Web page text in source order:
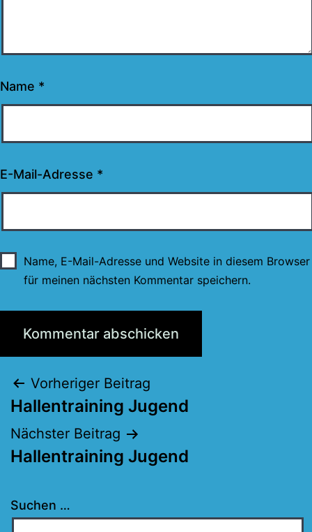
Name *
E-Mail-Adresse *
Name, E-Mail-Adresse und Website in diesem Browser
für meinen nächsten Kommentar speichern.
Beitragsnavigation
Vorheriger Beitrag
Hallentraining Jugend
Nächster Beitrag
Hallentraining Jugend
Suchen …